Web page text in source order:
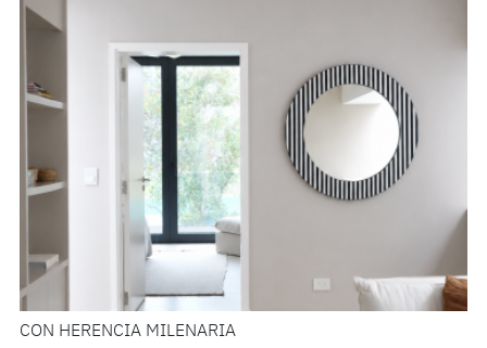
CON HERENCIA MILENARIA